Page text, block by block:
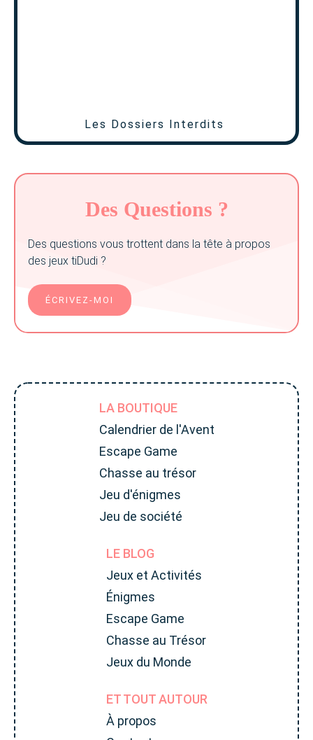
Les Dossiers Interdits
Des Questions ?
Des questions vous trottent dans la tête à propos
des jeux tiDudi ?
ÉCRIVEZ-MOI
LA BOUTIQUE
Calendrier de l'Avent
Escape Game
Chasse au trésor
Jeu d'énigmes
Jeu de société
LE BLOG
Jeux et Activités
Énigmes
Escape Game
Chasse au Trésor
Jeux du Monde
ET TOUT AUTOUR
À propos